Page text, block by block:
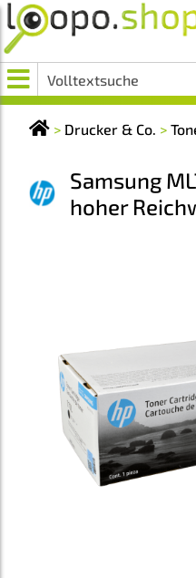
> Drucker & Co. >
Samsung
hoher